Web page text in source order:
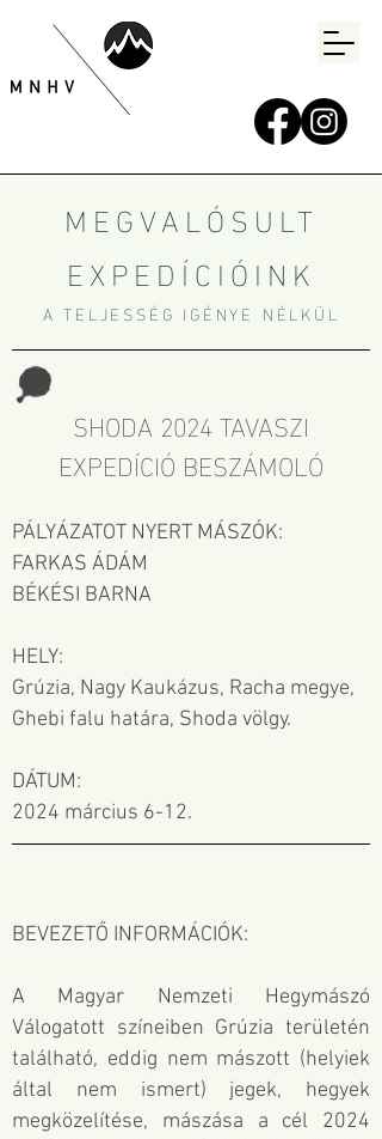
MEGVALÓSULT
EXPEDÍCIÓINK
A TELJESSÉG IGÉNYE NÉLKÜL
SHODA 2024 TAVASZI
EXPEDÍCIÓ BESZÁMOLÓ
PÁLYÁZATOT NYERT MÁSZÓK:
FARKAS ÁDÁM
BÉKÉSI BARNA
HELY:
Grúzia, Nagy Kaukázus, Racha megye,
Ghebi falu határa, Shoda völgy.
DÁTUM:
2024 március 6-12.
BEVEZETŐ INFORMÁCIÓK:
A Magyar Nemzeti Hegymászó
Válogatott színeiben Grúzia területén
található, eddig nem mászott (helyiek
által nem ismert) jegek, hegyek
megközelítése, mászása a cél 2024